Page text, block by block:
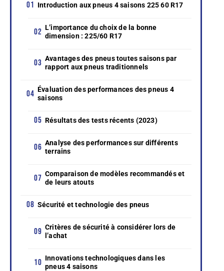
Introduction aux pneus 4 saisons 225 60 R17
L’importance du choix de la bonne
dimension : 225/60 R17
Avantages des pneus toutes saisons par
rapport aux pneus traditionnels
Évaluation des performances des pneus 4
saisons
Résultats des tests récents (2023)
Analyse des performances sur différents
terrains
Comparaison de modèles recommandés et
de leurs atouts
Sécurité et technologie des pneus
Critères de sécurité à considérer lors de
l’achat
Innovations technologiques dans les
pneus 4 saisons